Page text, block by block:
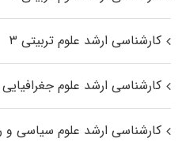
کارشناسی ارشد علوم تربیتی ۳
کارشناسی ارشد علوم جغرافیایی
کارشناسی ارشد علوم سیاسی و